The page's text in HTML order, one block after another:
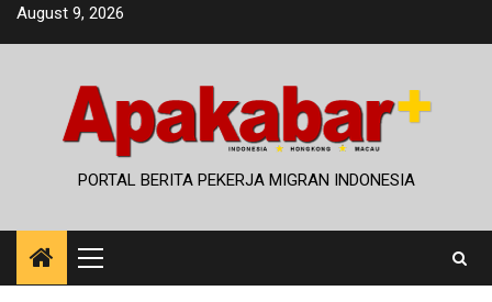
SkipAugust 9, 2026
PORTAL BERITA PEKERJA MIGRAN INDONESIA
Primary
Menu